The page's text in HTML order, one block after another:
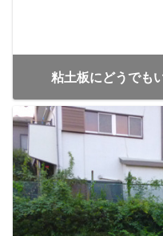
粘土板にどうでも